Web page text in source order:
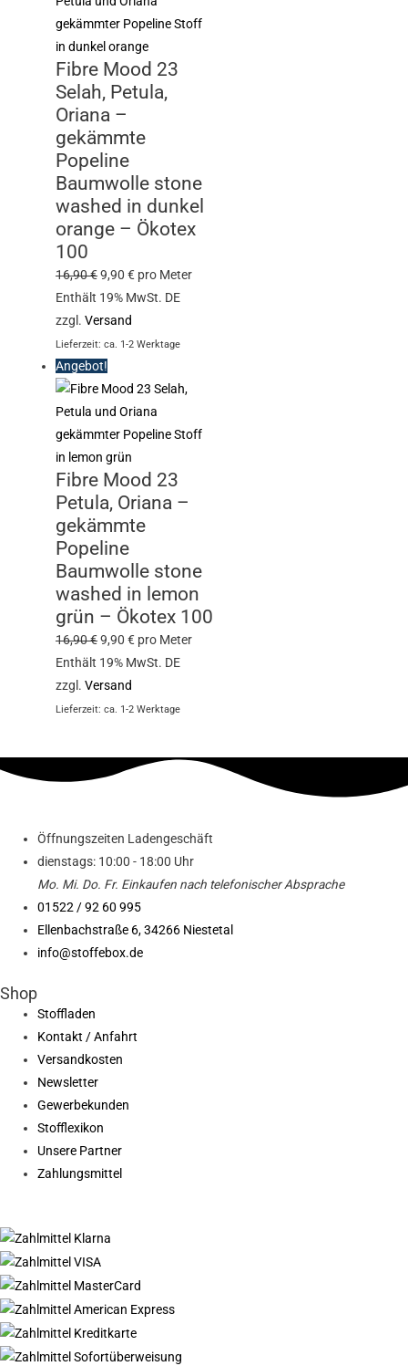
Fibre Mood 23
Selah, Petula,
Oriana –
gekämmte
Popeline
Baumwolle stone
washed in dunkel
orange – Ökotex
100
16,90€9,90€ pro Meter
Enthält 19% MwSt. DE
zzgl.Versand
Lieferzeit: ca. 1-2 Werktage
Angebot!
Fibre Mood 23
Petula, Oriana –
gekämmte
Popeline
Baumwolle stone
washed in lemon
grün – Ökotex 100
16,90€9,90€ pro Meter
Enthält 19% MwSt. DE
zzgl.Versand
Lieferzeit: ca. 1-2 Werktage
Öffnungszeiten Ladengeschäft
dienstags: 10:00 - 18:00 Uhr
Mo. Mi. Do. Fr. Einkaufen nach telefonischer Absprache
01522 / 92 60 995
Ellenbachstraße 6, 34266 Niestetal
info@stoffebox.de
Shop
Stoffladen
Kontakt / Anfahrt
Versandkosten
Newsletter
Gewerbekunden
Stofflexikon
Unsere Partner
Zahlungsmittel